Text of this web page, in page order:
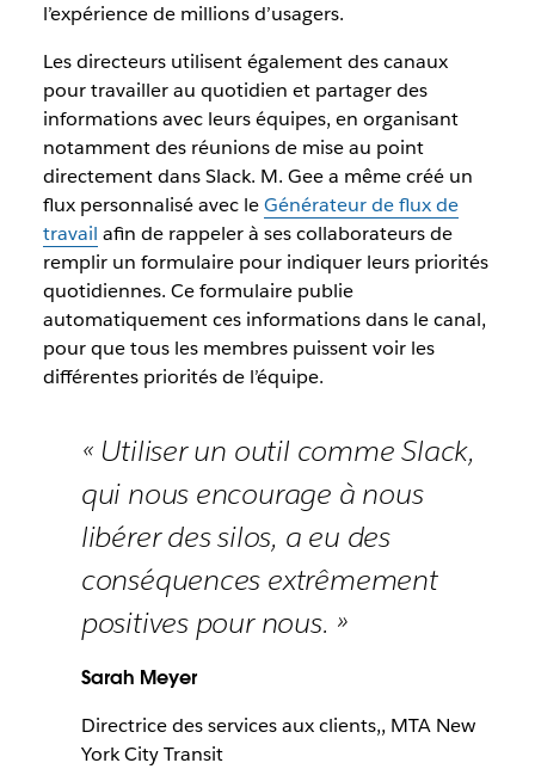
l’expérience de millions d’usagers.
Les directeurs utilisent également des canaux
pour travailler au quotidien et partager des
informations avec leurs équipes, en organisant
notamment des réunions de mise au point
directement dans Slack. M. Gee a même créé un
flux personnalisé avec leGénérateur de flux de
travail afin de rappeler à ses collaborateurs de
remplir un formulaire pour indiquer leurs priorités
quotidiennes. Ce formulaire publie
automatiquement ces informations dans le canal,
pour que tous les membres puissent voir les
différentes priorités de l’équipe.
« Utiliser un outil comme Slack,
qui nous encourage à nous
libérer des silos, a eu des
conséquences extrêmement
positives pour nous. »
Sarah Meyer
Directrice des services aux clients,, MTA New
York City Transit